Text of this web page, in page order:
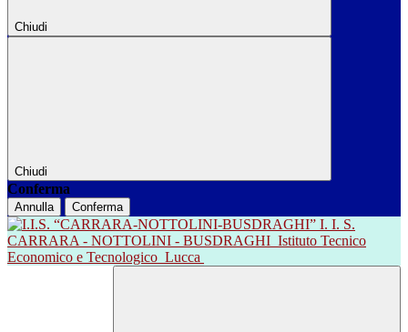
Chiudi
Chiudi
Conferma
Annulla Conferma
I. I. S.
CARRARA - NOTTOLINI - BUSDRAGHI Istituto Tecnico
Economico e Tecnologico Lucca